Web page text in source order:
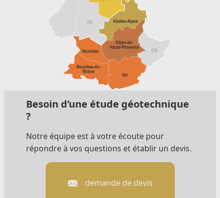
Besoin d’une étude géotechnique
?
Notre équipe est à votre écoute pour
répondre à vos questions et établir un devis.
demande de devis